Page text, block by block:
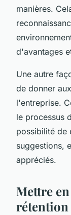
manières.
d'avantages
Une autre
de donner
l'entreprise.
le processus
possibilité de
suggestions,
appréciés.
Mettre
rétention